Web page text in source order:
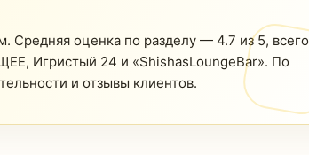
Средняя оценка по разделу — 4.7 из 5, всего
Игристый 24 и «ShishasLoungeBar». По
и отзывы клиентов.